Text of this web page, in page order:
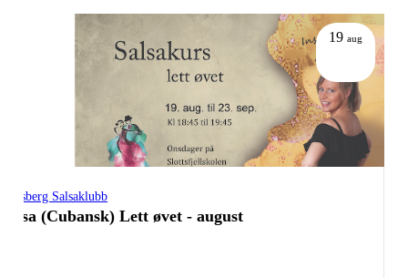
Tønsberg Salsaklubb
Salsa (Cubansk) Lett øvet - august
19 aug